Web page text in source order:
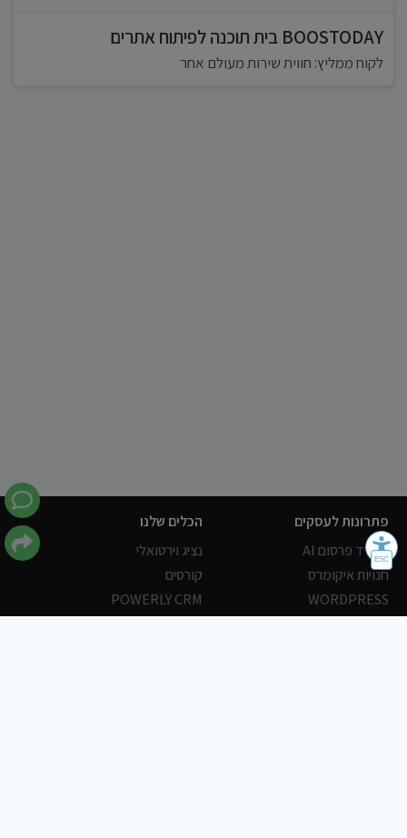
BOOSTODAY בית תוכנה לפיתוח אתרים
לקוח ממליץ: חווית שירות מעולם אחר
פתרונות לעסקים
משרד פרסום AI
חנויות איקומרס
WORDPRESS
הכלים שלנו
נציג וירטואלי
קורסים
POWERLY CRM